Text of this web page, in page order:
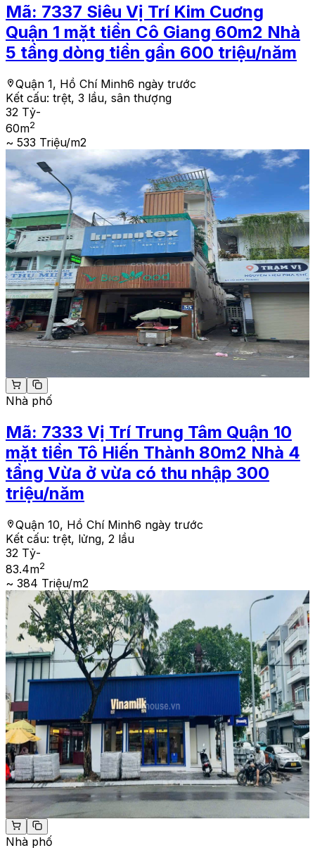
Mã: 7337 Siêu Vị Trí Kim Cuơng
Quận 1 mặt tiền Cô Giang 60m2 Nhà
5 tầng dòng tiền gần 600 triệu/năm
Quận 1, Hồ Chí Minh6 ngày trước
Kết cấu: trệt, 3 lầu, sân thượng
32 Tỷ-
60m2
~ 533 Triệu/m2
Nhà phố
Mã: 7333 Vị Trí Trung Tâm Quận 10
mặt tiền Tô Hiến Thành 80m2 Nhà 4
tầng Vừa ở vừa có thu nhập 300
triệu/năm
Quận 10, Hồ Chí Minh6 ngày trước
Kết cấu: trệt, lửng, 2 lầu
32 Tỷ-
83.4m2
~ 384 Triệu/m2
Nhà phố